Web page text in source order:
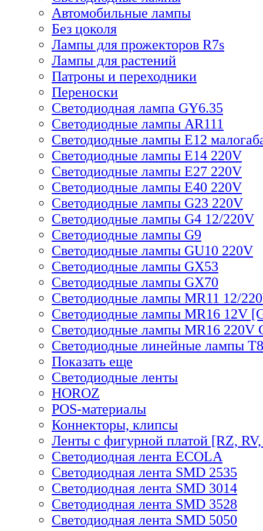
Автомобильные лампы
Без цоколя
Лампы для прожекторов R7s
Лампы для растений
Патроны и переходники
Переноски
Светодиодная лампа GY6.35
Светодиодные лампы AR111
Светодиодные лампы E12
Светодиодные лампы E14 220V
Светодиодные лампы E27 220V
Светодиодные лампы E40 220V
Светодиодные лампы G23 220V
Светодиодные лампы G4 12/220V
Светодиодные лампы G9
Светодиодные лампы GU10 220V
Светодиодные лампы GX53
Светодиодные лампы GX70
Светодиодные лампы MR11 12/
Светодиодные лампы MR16 12V
Светодиодные лампы MR16 220V
Светодиодные линейные лампы T8
Показать еще
Светодиодные ленты
HOROZ
POS-материалы
Коннекторы, клипсы
Ленты с фигурной платой [RZ,
Светодиодная лента ECOLA
Светодиодная лента SMD 2535
Светодиодная лента SMD 3014
Светодиодная лента SMD 3528
Светодиодная лента SMD 5050